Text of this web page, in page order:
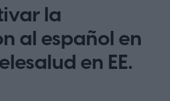
la
al español en
en EE.